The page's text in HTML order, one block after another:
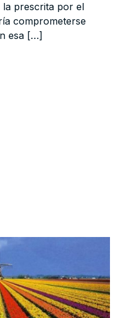
la prescrita por el
comprometerse
esa […]